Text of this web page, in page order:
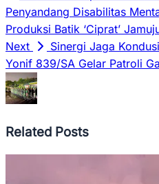
Penyandang Disabilitas
Produksi Batik ‘Ciprat’
Next
‎Sinergi Jaga
Yonif 839/SA Gelar Patroli
Related Posts